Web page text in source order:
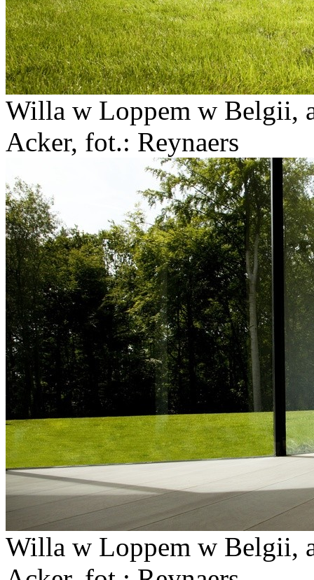
Willa w Loppem w Belgii,
Acker, fot.: Reynaers
Willa w Loppem w Belgii,